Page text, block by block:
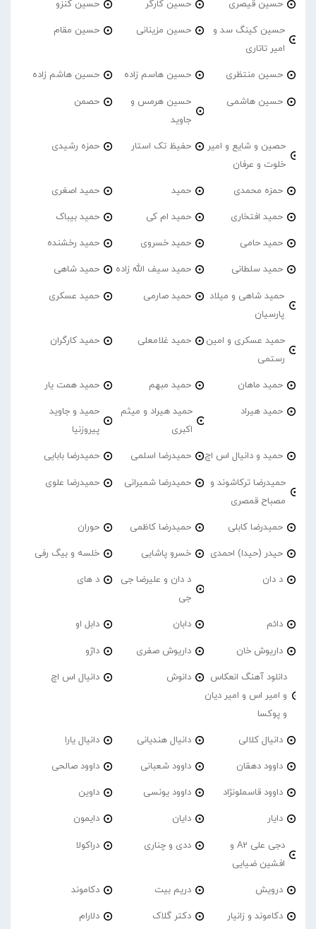
حسین قیصری حسین کارگر حسین کنزو
حسین کینگ سد و
امیر تاتاری
حسین مزینانی حسین مقام
حسین منتظری حسین هاسم زاده حسین هاشم زاده
حسین هاشمی
حسین هرمس و
جاوید
حصمن
حصین و شایع و امیر
خلوت و عرفان
حفیظ تک استار حمزه رشیدی
حمزه محمدی حمید حمید اصغری
حمید افتخاری حمید ام کی حمید بیباک
حمید حامی حمید خسروی حمید رخشنده
حمید سلطانی حمید سیف الله زاده حمید شاهی
حمید شاهی و میلاد
پارسیان
حمید صارمی حمید عسکری
حمید عسکری و امین
رستمی
حمید غلامعلی حمید کارگران
حمید ماهان حمید مبهم حمید همت یار
حمید هیراد
حمید هیراد و میثم
اکبری
حمید و جاوید
پیروزنیا
حمید و دانیال اس اچ حمیدرضا اسلمی حمیدرضا بابایی
حمیدرضا ترکاشوند و
مصباح قمصری
حمیدرضا شمیرانی حمیدرضا علوی
حمیدرضا کابلی حمیدرضا کاظمی حوران
حیدر (حیدا) احمدی خسرو پاشایی خلسه و بیگ رفی
د دان
د دان و علیرضا جی
جی
د های
دائم دابان دابل او
داریوش خان داریوش صفری داژو
دانلود آهنگ انعکاس
و امیر اس و امیر دیان
و پوکسا
دانوش دانیال اس اچ
دانیال کلالی دانیال هندیانی دانیال یارا
داوود دهقان داوود شعبانی داوود صالحی
داوود قاسملونژاد داوود یونسی داوین
دایار دایان دایمون
دجی علی A2 و
افشین ضیایی
ددی و چناری دراکولا
درویش دریم بیت دکاموند
دکاموند و زانیار دکتر گلاک دلارام